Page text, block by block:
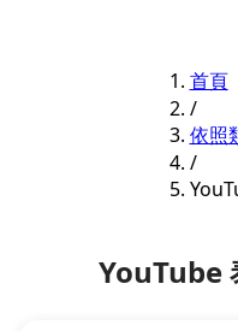
首頁
/
依照
/
YouTube